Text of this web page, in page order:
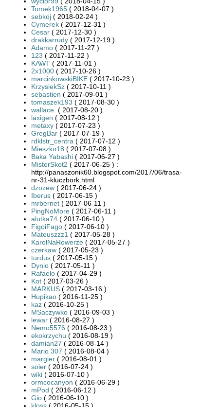
Tomek1965 ( 2018-04-07 )
sebkoj ( 2018-02-24 )
Cymerek ( 2017-12-31 )
Cesar ( 2017-12-30 )
drakkarrudy ( 2017-12-19 )
Adamo ( 2017-11-27 )
123 ( 2017-11-22 )
KAWT ( 2017-11-01 )
2x1000 ( 2017-10-26 )
marcinkowskiBIKE ( 2017-10-23 )
KrzysiekSz ( 2017-10-11 )
sebastien ( 2017-09-01 )
tomaszek193 ( 2017-08-30 )
wallace. ( 2017-08-20 )
laxigen ( 2017-08-12 )
metaxy ( 2017-07-23 )
GregBar ( 2017-07-19 )
rdklstr_centra ( 2017-07-12 )
Mieszko18 ( 2017-07-08 )
Baka Yabashi ( 2017-06-27 )
MisterSkot2 ( 2017-06-25 ) :
http://panaszonik60.blogspot.com/2017/06/trasa-
nr-31-kluczbork.html
dzozew ( 2017-06-24 )
Iberus ( 2017-06-15 )
mrbernet ( 2017-06-11 )
PingNoMore ( 2017-06-11 )
alutka74 ( 2017-06-10 )
FigoiFago ( 2017-06-10 )
Mateuszzz1 ( 2017-05-28 )
KarolNaRowerze ( 2017-05-27 )
czerkaw ( 2017-05-23 )
turdus ( 2017-05-15 )
Dynio ( 2017-05-11 )
Rafaelo ( 2017-04-29 )
Kot ( 2017-03-26 )
MARKUS ( 2017-03-16 )
Hupikao ( 2016-11-25 )
kaz ( 2016-10-25 )
MSaczywko ( 2016-09-03 )
lewar ( 2016-08-27 )
Nemo5576 ( 2016-08-23 )
ekokrzychu ( 2016-08-19 )
damian27 ( 2016-08-14 )
Mario 307 ( 2016-08-04 )
margier ( 2016-08-01 )
soier ( 2016-07-24 )
wiki ( 2016-07-10 )
ormcocanyon ( 2016-06-29 )
mPod ( 2016-06-12 )
Gio ( 2016-06-10 )
kloss ( 2016-05-15 )